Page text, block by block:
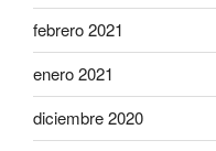
febrero 2021
enero 2021
diciembre 2020